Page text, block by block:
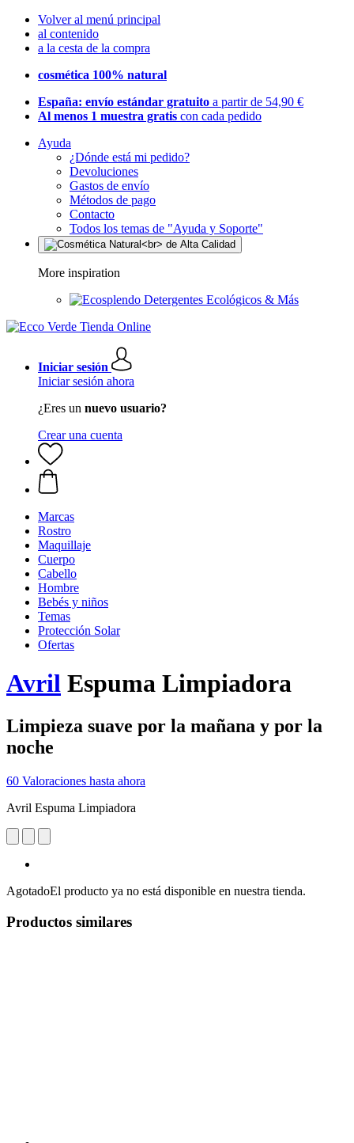
Volver al menú principal
al contenido
a la cesta de la compra
cosmética 100% natural
España: envío estándar gratuito a partir de 54,90 €
Al menos 1 muestra gratis con cada pedido
Ayuda
¿Dónde está mi pedido?
Devoluciones
Gastos de envío
Métodos de pago
Contacto
Todos los temas de "Ayuda y Soporte"
More inspiration
Detergentes Ecológicos & Más
Iniciar sesión
Iniciar sesión ahora
¿Eres un nuevo usuario?
Crear una cuenta
Marcas
Rostro
Maquillaje
Cuerpo
Cabello
Hombre
Bebés y niños
Temas
Protección Solar
Ofertas
Avril Espuma Limpiadora
Limpieza suave por la mañana y por la
noche
60 Valoraciones hasta ahora
Avril Espuma Limpiadora
AgotadoEl producto ya no está disponible en nuestra tienda.
Productos similares